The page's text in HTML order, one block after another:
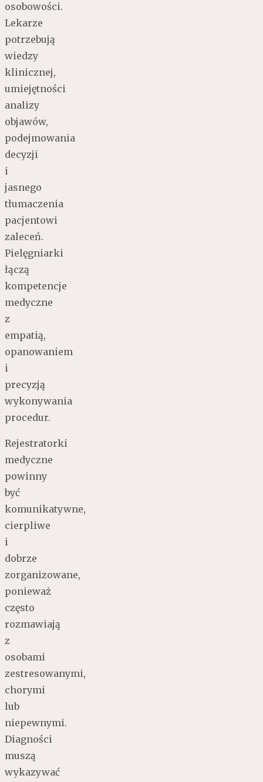
osobowości.
Lekarze
potrzebują
wiedzy
klinicznej,
umiejętności
analizy
objawów,
podejmowania
decyzji
i
jasnego
tłumaczenia
pacjentowi
zaleceń.
Pielęgniarki
łączą
kompetencje
medyczne
z
empatią,
opanowaniem
i
precyzją
wykonywania
procedur.
Rejestratorki
medyczne
powinny
być
komunikatywne,
cierpliwe
i
dobrze
zorganizowane,
ponieważ
często
rozmawiają
z
osobami
zestresowanymi,
chorymi
lub
niepewnymi.
Diagności
muszą
wykazywać